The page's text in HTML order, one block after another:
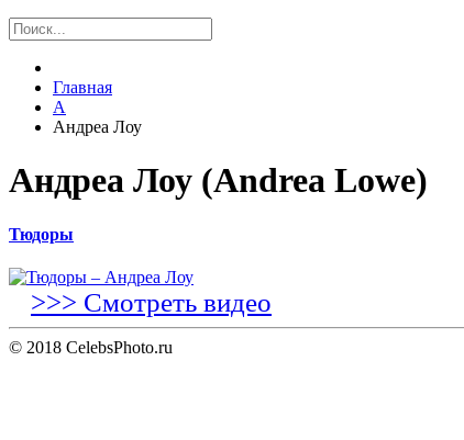
Главная
А
Андреа Лоу
Андреа Лоу (Andrea Lowe)
Тюдоры
>>> Смотреть видео
© 2018 CelebsPhoto.ru